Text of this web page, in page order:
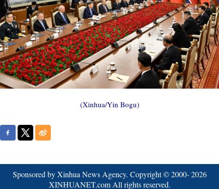
(Xinhua/Yin Bogu)
Sponsored by Xinhua News Agency. Copyright © 2000-2026
XINHUANET.com All rights reserved.